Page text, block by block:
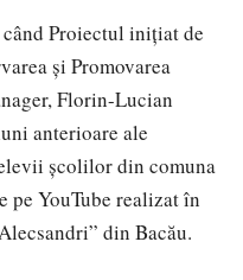
Proiectul iniţiat de
şi Promovarea
Florin-Lucian
anterioare ale
şcolilor din comuna
pe YouTube realizat în
din Bacău.